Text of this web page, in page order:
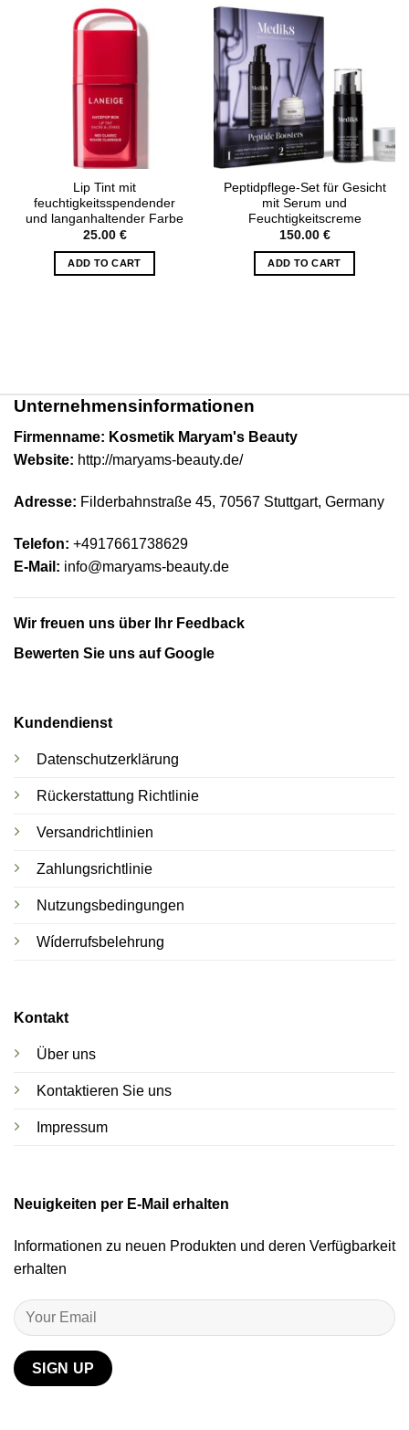
Lip Tint mit
feuchtigkeitsspendender
und langanhaltender Farbe
25.00 €
ADD TO CART
Peptidpflege-Set für Gesicht
mit Serum und
Feuchtigkeitscreme
150.00 €
ADD TO CART
Unternehmensinformationen
Firmenname: Kosmetik Maryam's Beauty
Website: http://maryams-beauty.de/
Adresse: Filderbahnstraße 45, 70567 Stuttgart, Germany
Telefon: +4917661738629
E-Mail: info@maryams-beauty.de
Wir freuen uns über Ihr Feedback
Bewerten Sie uns auf Google
Kundendienst
Datenschutzerklärung
Rückerstattung Richtlinie
Versandrichtlinien
Zahlungsrichtlinie
Nutzungsbedingungen
Wíderrufsbelehrung
Kontakt
Über uns
Kontaktieren Sie uns
Impressum
Neuigkeiten per E-Mail erhalten
Informationen zu neuen Produkten und deren Verfügbarkeit
erhalten